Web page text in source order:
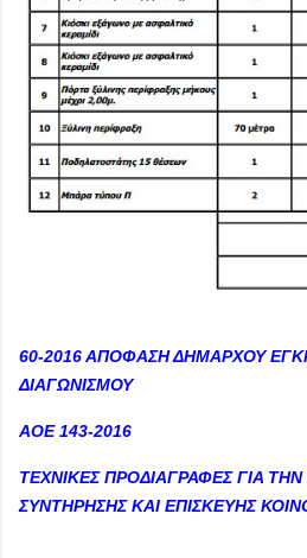
60-2016 ΑΠΟΦΑΣΗ ΔΗΜΑΡΧΟΥ
ΔΙΑΓΩΝΙΣΜΟΥ
AOE 143-2016
TEXNIKΕΣ ΠΡΟΔΙΑΓΡΑΦΕΣ ΓΙΑ
ΣΥΝΤΗΡΗΣΗΣ ΚΑΙ ΕΠΙΣΚΕΥΗΣ